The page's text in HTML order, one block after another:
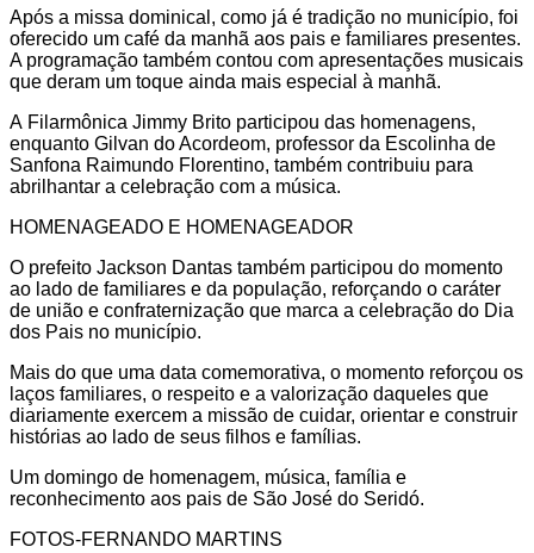
Após a missa dominical , como já é tradição no município, foi
oferecido um café da manhã aos pais e familiares presentes.
A programação também contou com apresentações musicais
que deram um toque ainda mais especial à manhã.
A Filarmônica Jimmy Brito participou das homenagens,
enquanto Gilvan do Acordeom, professor da Escolinha de
Sanfona Raimundo Florentino, também contribuiu para
abrilhantar a celebração com a música.
HOMENAGEADO E HOMENAGEADOR
O prefeito Jackson Dantas também participou do momento
ao lado de familiares e da população, reforçando o caráter
de união e confraternização que marca a celebração do Dia
dos Pais no município.
Mais do que uma data comemorativa, o momento reforçou os
laços familiares, o respeito e a valorização daqueles que
diariamente exercem a missão de cuidar, orientar e construir
histórias ao lado de seus filhos e famílias.
Um domingo de homenagem, música, família e
reconhecimento aos pais de São José do Seridó.
FOTOS-FERNANDO MARTINS